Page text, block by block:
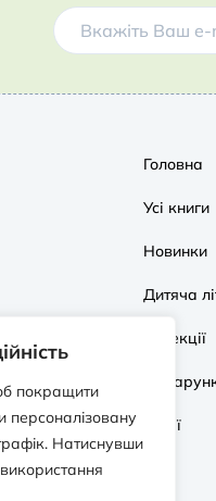
покращити
персоналізовану
Натиснувши
Головна
Усі книги
Новинки
Дитяча
Колекції
Акції